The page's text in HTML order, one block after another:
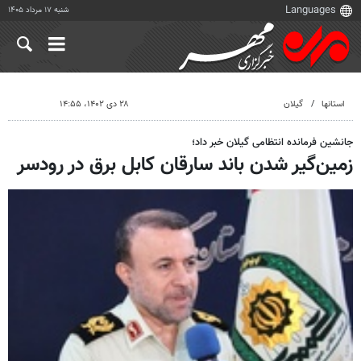
شنبه ۱۷ مرداد ۱۴۰۵
استانها گیلان ۲۸ دی ۱۴۰۲، ۱۴:۵۵
جانشین فرمانده انتظامی گیلان خبر داد؛
زمین‌گیر شدن باند سارقان کابل برق در رودسر